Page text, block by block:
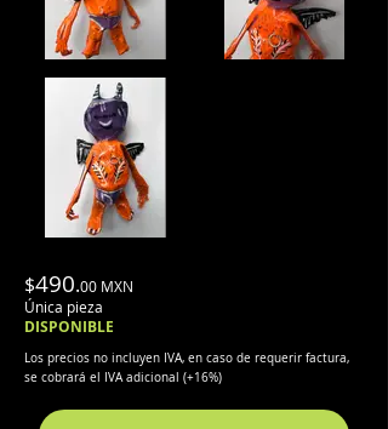
$490.00 MXN
Única pieza
DISPONIBLE
Los precios no incluyen IVA, en caso de requerir factura,
se cobrará el IVA adicional (+16%)